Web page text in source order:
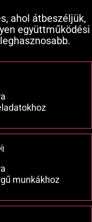
ahol átbeszéljük,
együttműködési
munkákhoz